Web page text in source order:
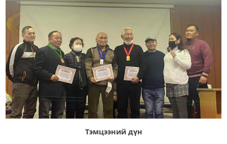
Тэмцээний дүн